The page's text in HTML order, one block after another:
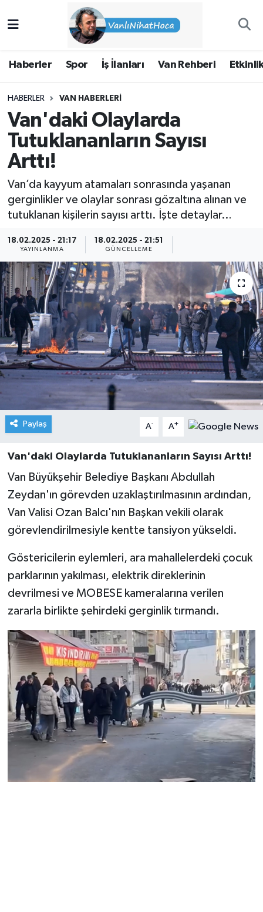
Haberler Spor İş İlanları Van Rehberi
HABERLER VAN HABERLERI
Van'daki Olaylarda
Tutuklananların Sayısı
Arttı!
Van’da kayyum atamaları sonrasında yaşanan
gerginlikler ve olaylar sonrası gözaltına alınan ve
tutuklanan kişilerin sayısı arttı. İşte detaylar…
18.02.2025 - 21:17
YAYINLANMA
18.02.2025 - 21:51
GÜNCELLEME
Paylaş A- A+
Van'daki Olaylarda Tutuklananların Sayısı Arttı!
Van Büyükşehir Belediye Başkanı Abdullah
Zeydan'ın görevden uzaklaştırılmasının ardından,
Van Valisi Ozan Balcı'nın Başkan vekili olarak
görevlendirilmesiyle kentte tansiyon yükseldi.
Göstericilerin eylemleri, ara mahallelerdeki çocuk
parklarının yakılması, elektrik direklerinin
devrilmesi ve MOBESE kameralarına verilen
zararla birlikte şehirdeki gerginlik tırmandı.
Van Rehberi
Etkinlikler
Köşe Yazıları
İpekyolu Nöbetçi Eczaneler
Süper Lig Puan Durumu ve Fikstür
Tüm Manşetler
Son Dakika Haberleri